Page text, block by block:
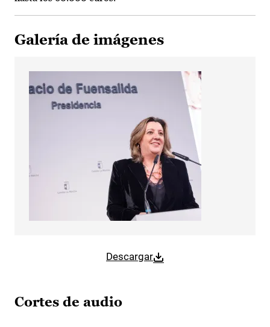
Galería de imágenes
Descargar
Cortes de audio